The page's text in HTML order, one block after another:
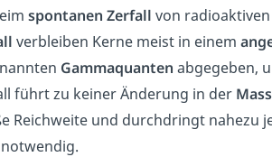
spontanen Zerfall von radioaktiven
verbleiben Kerne meist in einem
Gammaquanten abgegeben,
führt zu keiner Änderung in der
Reichweite und durchdringt nahezu